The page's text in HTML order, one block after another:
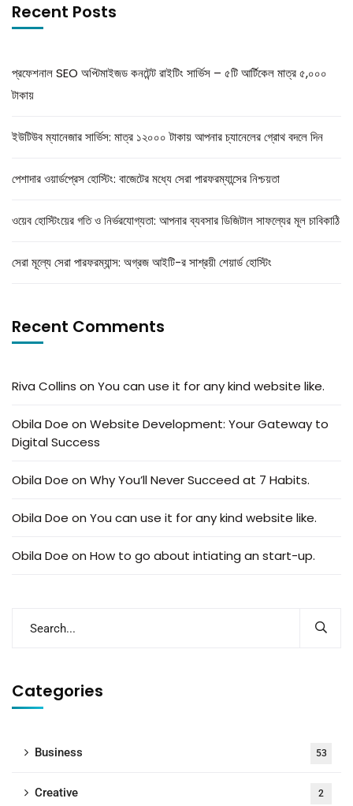
Recent Posts
প্রফেশনাল SEO অপ্টিমাইজড কনটেন্ট রাইটিং সার্ভিস – ৫টি আর্টিকেল মাত্র ৫,০০০
টাকায়
ইউটিউব ম্যানেজার সার্ভিস: মাত্র ১২০০০ টাকায় আপনার চ্যানেলের গ্রোথ বদলে দিন
পেশাদার ওয়ার্ডপ্রেস হোস্টিং: বাজেটের মধ্যে সেরা পারফরম্যান্সের নিশ্চয়তা
ওয়েব হোস্টিংয়ের গতি ও নির্ভরযোগ্যতা: আপনার ব্যবসার ডিজিটাল সাফল্যের মূল চাবিকাঠি
সেরা মূল্যে সেরা পারফরম্যান্স: অগ্রজ আইটি-র সাশ্রয়ী শেয়ার্ড হোস্টিং
Recent Comments
Riva Collins on You can use it for any kind website like.
Obila Doe on Website Development: Your Gateway to
Digital Success
Obila Doe on Why You’ll Never Succeed at 7 Habits.
Obila Doe on You can use it for any kind website like.
Obila Doe on How to go about intiating an start-up.
Categories
Business 53
Creative 2